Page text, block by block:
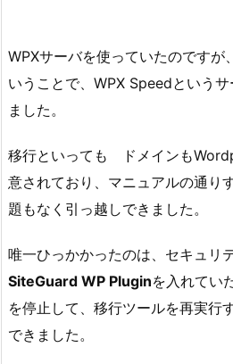
WPXサーバを使っていたのですが
いうことで、WPX Speedという
ました。
移行といっても ドメインも
意されており、マニュアルの通り
題もなく引っ越しできました。
唯一ひっかかったのは、セキュリ
SiteGuard WP Pluginを入れてい
を停止して、移行ツールを再実行
できました。